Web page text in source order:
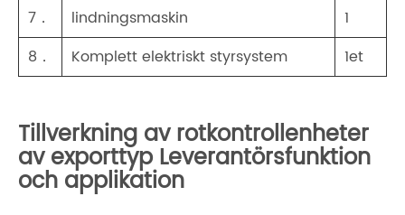
7．
lindningsmaskin
1
8．
Komplett elektriskt styrsystem 1et
Tillverkning av rotkontrollenheter
av exporttyp Leverantörsfunktion
och applikation